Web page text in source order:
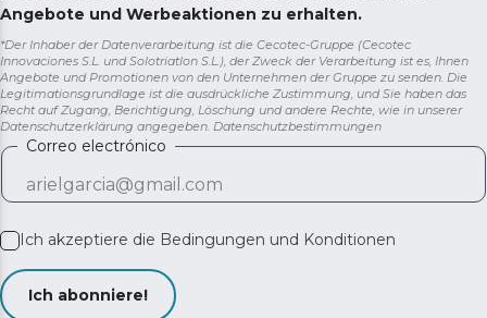
Angebote und Werbeaktionen zu erhalten.
*Der Inhaber der Datenverarbeitung ist die Cecotec-Gruppe (Cecotec
Innovaciones S.L. und Solotriatlon S.L.), der Zweck der Verarbeitung ist es, Ihnen
Angebote und Promotionen von den Unternehmen der Gruppe zu senden. Die
Legitimationsgrundlage ist die ausdrückliche Zustimmung, und Sie haben das
Recht auf Zugang, Berichtigung, Löschung und andere Rechte, wie in unserer
Datenschutzerklärung angegeben. Datenschutzbestimmungen
Correo electrónico
Ich akzeptiere die Bedingungen und Konditionen
Ich abonniere!